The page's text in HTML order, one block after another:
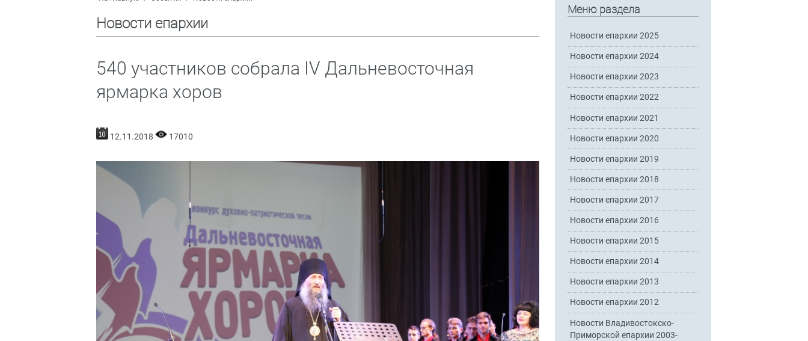
Новости епархии
540 участников собрала IV Дальневосточная
ярмарка хоров
12.11.2018 17010
Меню раздела
Новости епархии 2025
Новости епархии 2024
Новости епархии 2023
Новости епархии 2022
Новости епархии 2021
Новости епархии 2020
Новости епархии 2019
Новости епархии 2018
Новости епархии 2017
Новости епархии 2016
Новости епархии 2015
Новости епархии 2014
Новости епархии 2013
Новости епархии 2012
Новости Владивостокско-
Приморской епархии 2003-